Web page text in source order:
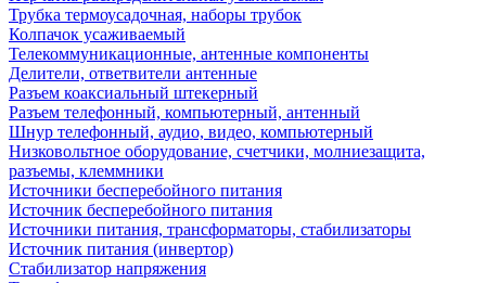
Трубка термоусадочная, наборы трубок
Колпачок усаживаемый
Телекоммуникационные, антенные компоненты
Делители, ответвители антенные
Разъем коаксиальный штекерный
Разъем телефонный, компьютерный, антенный
Шнур телефонный, аудио, видео, компьютерный
Низковольтное оборудование, счетчики, молниезащита,
разъемы, клеммники
Источники бесперебойного питания
Источник бесперебойного питания
Источники питания, трансформаторы, стабилизаторы
Источник питания (инвертор)
Стабилизатор напряжения